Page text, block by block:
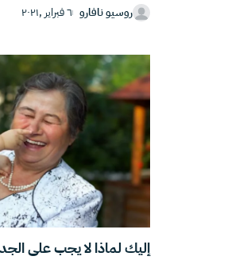
روسيو نافارو ٦ فبراير ,٢٠٢١
إليك لماذا لا يجب على